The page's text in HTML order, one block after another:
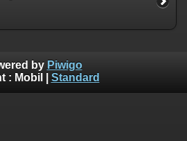
by Piwigo
: Mobil Standard